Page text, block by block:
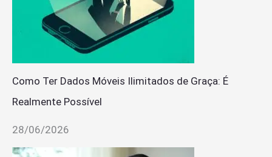
Como Ter Dados Móveis Ilimitados de Graça: É
Realmente Possível
28/06/2026